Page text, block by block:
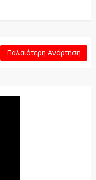
Παλαιότερη Ανάρτηση